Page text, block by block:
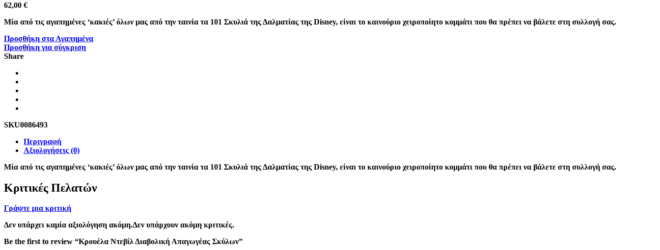
62,00 €
Μία από τις αγαπημένες ‘κακιές’ όλων μας από την ταινία τα 101 Σκυλιά της Δαλματίας της Disney, είναι το καινούριο χειροποίητο κομμάτι που θα πρέπει να βάλετε στη συλλογή σας.
Προσθήκη στα Αγαπημένα
Προσθήκη για σύγκριση
Share
SKU0086493
Περιγραφή
Αξιολογήσεις (0)
Μία από τις αγαπημένες ‘κακιές’ όλων μας από την ταινία τα 101 Σκυλιά της Δαλματίας της Disney, είναι το καινούριο χειροποίητο κομμάτι που θα πρέπει να βάλετε στη συλλογή σας.
Κριτικές Πελατών
Γράψτε μια κριτική
Δεν υπάρχει καμία αξιολόγηση ακόμη.Δεν υπάρχουν ακόμη κριτικές.
Be the first to review “Κρουέλα Ντεβίλ Διαβολική Απαγωγέας Σκύλων”